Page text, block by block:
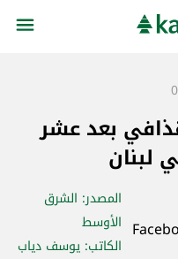
بعد عشر
لبنان
المصدر: الشرق
الأوسط
الكاتب: يوسف دياب